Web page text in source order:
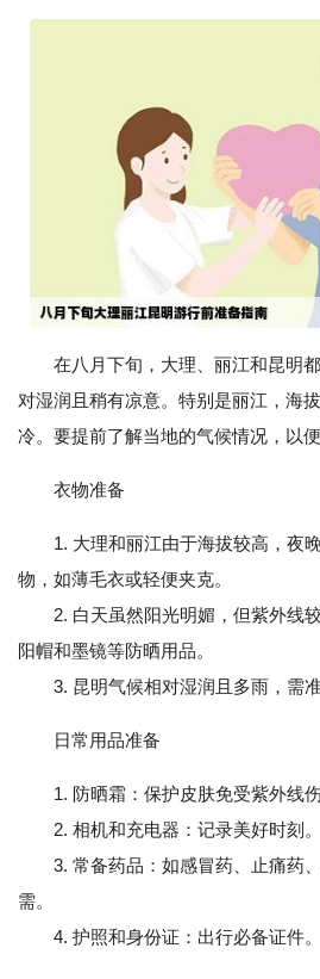
在八月下旬，大理、丽江和昆明
对湿润且稍有凉意。特别是丽江，海
冷。要提前了解当地的气候情况，以
衣物准备
1. 大理和丽江由于海拔较高，夜
物，如薄毛衣或轻便夹克。
2. 白天虽然阳光明媚，但紫外线较
阳帽和墨镜等防晒用品。
3. 昆明气候相对湿润且多雨，需准
日常用品准备
1. 防晒霜：保护皮肤免受紫外线伤
2. 相机和充电器：记录美好时刻。
3. 常备药品：如感冒药、止痛药、
需。
4. 护照和身份证：出行必备证件。